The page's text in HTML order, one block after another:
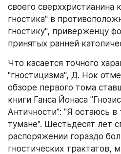
своего сверххристианина
гностика" в
гностику", приверженцу
принятых ранней
Что касается точного
"гностицизма", Д. Нок
обзоре первого тома
книги Ганса Йонаса
Античности": "Я остаюсь
тумане". Шестьдесят лет
распоряжении гораздо
гностических трактатов,